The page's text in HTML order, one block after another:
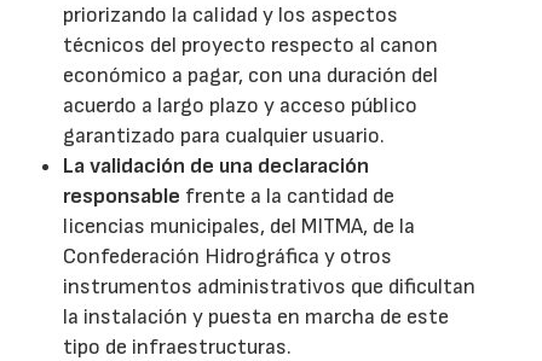
priorizando la calidad y los aspectos
técnicos del proyecto respecto al canon
económico a pagar, con una duración del
acuerdo a largo plazo y acceso público
garantizado para cualquier usuario.
La validación de una declaración
responsable frente a la cantidad de
licencias municipales, del MITMA, de la
Confederación Hidrográfica y otros
instrumentos administrativos que dificultan
la instalación y puesta en marcha de este
tipo de infraestructuras.